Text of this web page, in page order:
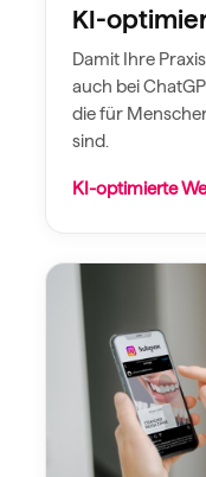
KI-
Damit Ihre
auch bei
die für
sind.
KI-optimierte